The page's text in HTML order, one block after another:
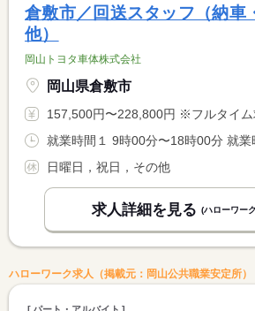
倉敷市／回送スタッフ（納車
他）
岡山トヨタ車体株式会社
岡山県倉敷市
157,500円〜228,800円 ※フルタイム求人の場合は月額（換算額）、パート求人
日曜日，祝日，その他
求人詳細を見る (ハローワー
ハローワーク求人（掲載元：岡山公共職業安定所）